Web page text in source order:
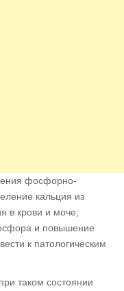
фосфорно-
кальция из
в крови и моче;
и повышение
к патологическим
таком состоянии